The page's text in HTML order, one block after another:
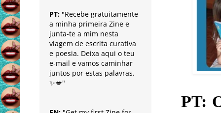
PT:
PT: "Recebe gratuitamente
a minha primeira Zine e
junta-te a mim nesta
viagem de escrita curativa
e poesia. Deixa aqui o teu
e-mail e vamos caminhar
juntos por estas palavras.
✨💋"